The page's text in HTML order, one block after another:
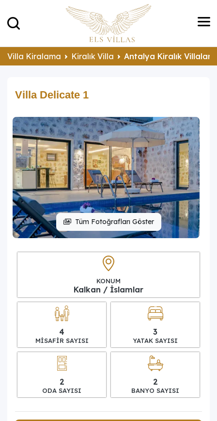
Villa Kiralama Kiralık Villa Antalya Kiralık Villalar
Villa Delicate 1
Tüm Fotoğrafları Göster
KONUM
Kalkan / İslamlar
4
MISAFIR SAYISI
3
YATAK SAYISI
2
ODA SAYISI
2
BANYO SAYISI